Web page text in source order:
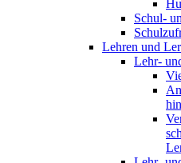
Schul-
Lehren und
Lehr-